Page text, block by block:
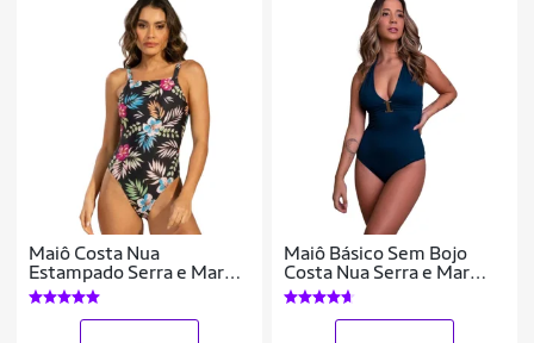
Maiô Costa Nua
Estampado Serra e Mar
Cavado Alça Regata
Confortavel Para Verão
Moda Praia Feminina
Maiô Básico Sem Bojo
Costa Nua Serra e Mar
Amarraçao Verão Praia